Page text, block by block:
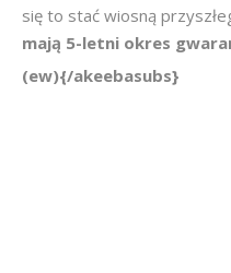
się to stać wiosną
mają 5-letni okres
(ew){/akeebasubs}